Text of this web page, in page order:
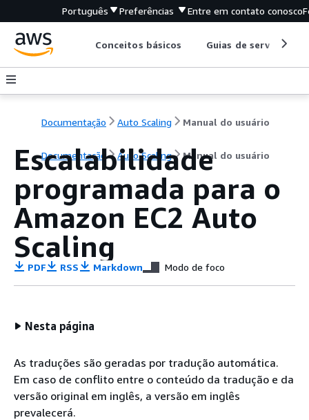
Português Preferências Entre em contato conosco
Conceitos básicos Guias de serviço
Documentação Auto Scaling Manual do usuário
Documentação Auto Scaling Manual do usuário
Escalabilidade
programada para o
Amazon EC2 Auto
Scaling
PDF RSS Markdown Modo de foco
Nesta página
As traduções são geradas por tradução automática.
Em caso de conflito entre o conteúdo da tradução e da
versão original em inglês, a versão em inglês
prevalecerá.